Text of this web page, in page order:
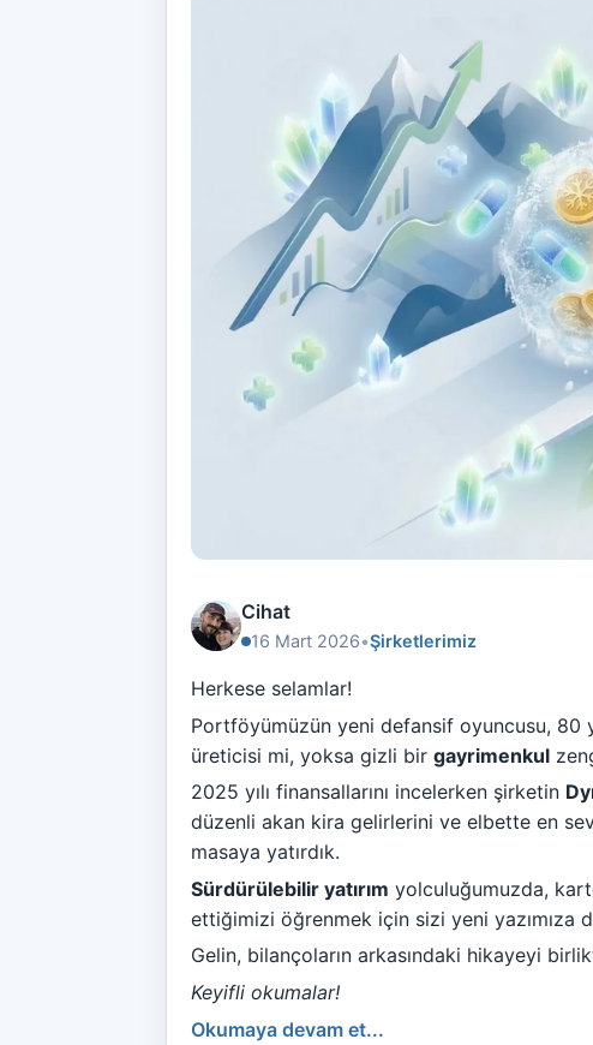
Cihat
16 Mart 2026•Şirketlerimiz
Herkese selamlar!
Portföyümüzün yeni defansif oyuncusu, 80
üreticisi mi, yoksa gizli bir gayrimenkul
2025 yılı finansallarını incelerken şirketin
düzenli akan kira gelirlerini ve elbette en
masaya yatırdık.
Sürdürülebilir yatırım yolculuğumuzda,
ettiğimizi öğrenmek için sizi yeni yazımıza
Gelin, bilançoların arkasındaki hikayeyi
Keyifli okumalar!
Okumaya devam et...